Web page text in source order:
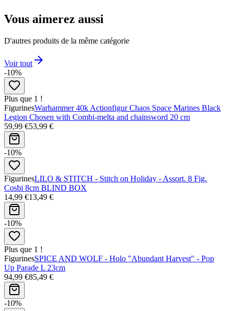
Vous aimerez aussi
D'autres produits de la même catégorie
Voir tout
-10%
Plus que 1 !
FigurinesWarhammer 40k Actionfigur Chaos Space Marines Black
Legion Chosen with Combi-melta and chainsword 20 cm
59,99 €53,99 €
-10%
FigurinesLILO & STITCH - Stitch on Holiday - Assort. 8 Fig.
Cosbi 8cm BLIND BOX
14,99 €13,49 €
-10%
Plus que 1 !
FigurinesSPICE AND WOLF - Holo "Abundant Harvest" - Pop
Up Parade L 23cm
94,99 €85,49 €
-10%